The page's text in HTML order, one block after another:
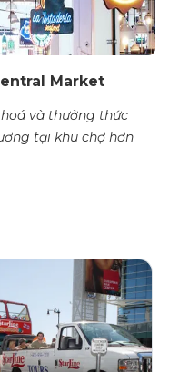
Market
và thưởng thức
tại khu chợ hơn